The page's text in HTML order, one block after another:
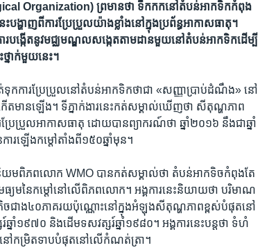
Organization) ព្រមាន​ថា ទឹកកក​នៅ​តំបន់​អាកទិក​កំពុង​
ហាញ​ពី​ការ​ប្រែប្រួល​យ៉ាង​ខ្លាំង​នៅ​ក្នុង​ប្រព័ន្ធ​អាកាសធាតុ។
បង្កើត​នូវ​មជ្ឈមណ្ឌល​សង្កេត​តាមដាន​មួយ​នៅ​តំបន់​អាកទិក​ដើម្បី​
នាក់​មួយ​នេះ។
ក​ការ​ប្រែប្រួល​នៅ​តំបន់​អាកទិក​ថា​ជា​ «សញ្ញា​ប្រាប់​ដំណឹង» នៅ​
ើត​មាន​ឡើង។ ទីភ្នាក់ងារ​នេះ​កត់​សម្គាល់​ឃើញ​ថា សីតុណ្ហភាព​
ប្រួល​អាកាសធាតុ​ ដោយ​បាន​ព្យាករណ៍​ថា ​ឆ្នាំ​២០១៦ ​នឹង​ជា​ឆ្នាំ​
ការ​ឡើង​កម្តៅ​តាំង​ពី​១៥០​ឆ្នាំ​មុន។
ម​ពិភពលោក ​WMO ​បាន​កត់​សម្គាល់​ថា តំបន់​អាកទិច​កំពុង​តែ​
យម​នៃ​កម្តៅ​នៅ​លើ​ពិភពលោក។ អង្គការ​នេះ​និយាយ​ថា បរិមាណ​
ច​ជាង​៤០​ភាគ​រយ​ប៉ុណ្ណោះ​នៅ​ក្នុង​អំឡុងសីតុណ្ហភាព​ខ្ពស់​បំផុត​នៅ​
១៩៧០ និង​ដើម​ទសវត្សរ៍​ឆ្នាំ​១៩៨០។ អង្គការ​នេះ​បន្ត​ថា ទំហំ​
ៅ​កម្រិត​ទាប​បំផុត​នៅ​លើ​កំណត់​ត្រា។